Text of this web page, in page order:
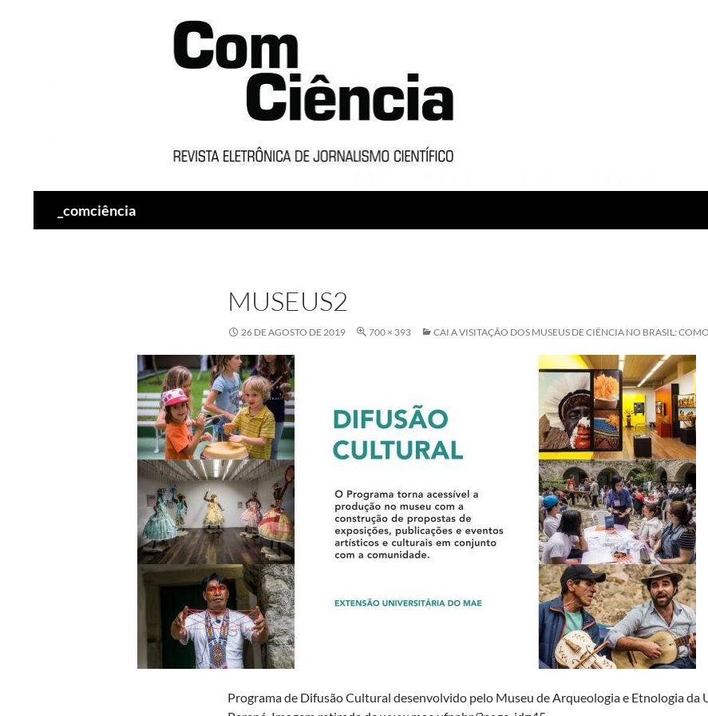
_comciência
MUSEUS2
26 DE AGOSTO DE 2019 700 × 393 CAI A VISITAÇÃO DOS MUSEUS DE CIÊNCIA NO BRASIL:
Programa de Difusão Cultural desenvolvido pelo Museu de Arqueologia e Etnologia da